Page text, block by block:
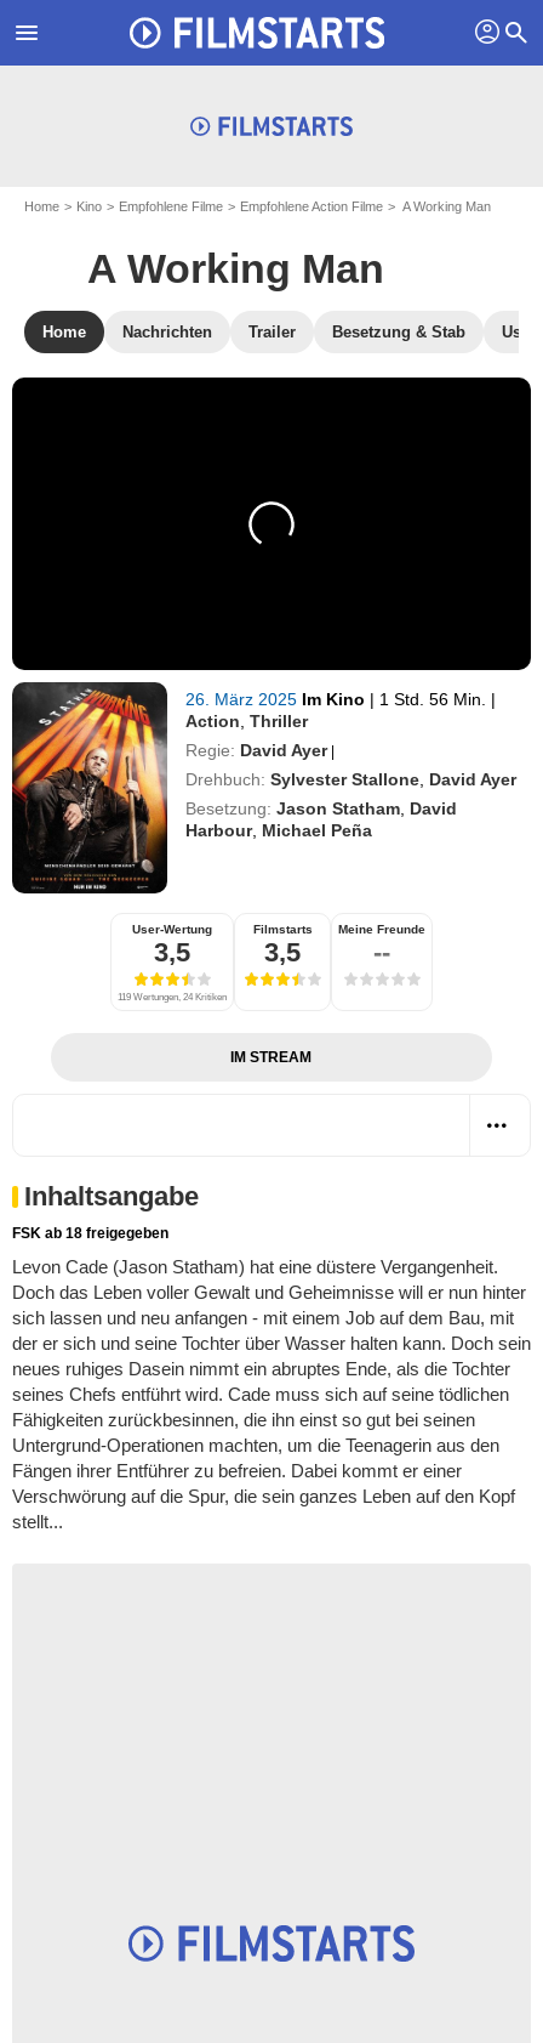
menu profil search
Home Kino Empfohlene Filme Empfohlene Action Filme A Working Man
A Working Man
Home Nachrichten Trailer Besetzung & Stab
26. März 2025 Im Kino | 1 Std. 56 Min. |
Action ,Thriller
Regie: David Ayer |
Drehbuch: Sylvester Stallone David Ayer
Besetzung: Jason Statham David
Harbour, Michael Peña
User-Wertung
3,5
119 Wertungen, 24 Kritiken
Filmstarts
3,5
Meine Freunde
--
IM STREAM
Inhaltsangabe
FSK ab 18 freigegeben
Levon Cade (Jason Statham) hat eine düstere Vergangenheit.
Doch das Leben voller Gewalt und Geheimnisse will er nun hinter
sich lassen und neu anfangen - mit einem Job auf dem Bau, mit
der er sich und seine Tochter über Wasser halten kann. Doch sein
neues ruhiges Dasein nimmt ein abruptes Ende, als die Tochter
seines Chefs entführt wird. Cade muss sich auf seine tödlichen
Fähigkeiten zurückbesinnen, die ihn einst so gut bei seinen
Untergrund-Operationen machten, um die Teenagerin aus den
Fängen ihrer Entführer zu befreien. Dabei kommt er einer
Verschwörung auf die Spur, die sein ganzes Leben auf den Kopf
stellt...